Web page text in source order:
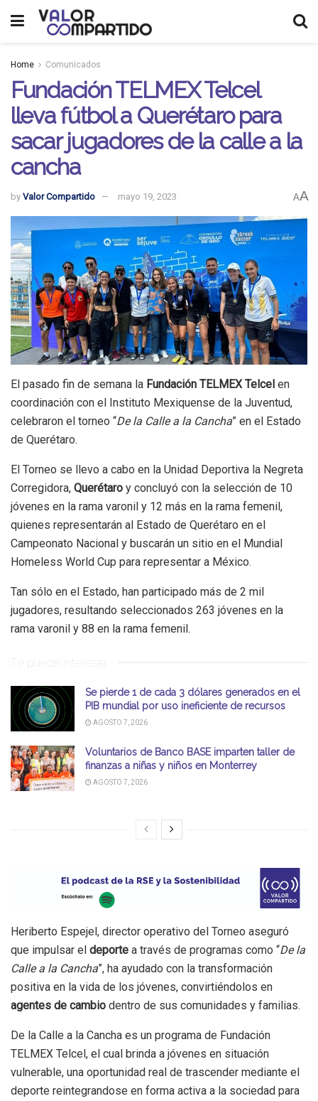
Home Comunicados
Fundación TELMEX Telcel
lleva fútbol a Querétaro para
sacar jugadores de la calle a la
cancha
by Valor Compartido mayo 19, 2023 AA
El pasado fin de semana la Fundación TELMEX Telcel en
coordinación con el Instituto Mexiquense de la Juventud,
celebraron el torneo “De la Calle a la Cancha” en el Estado
de Querétaro.
El Torneo se llevo a cabo en la Unidad Deportiva la Negreta
Corregidora, Querétaro y concluyó con la selección de 10
jóvenes en la rama varonil y 12 más en la rama femenil,
quienes representarán al Estado de Querétaro en el
Campeonato Nacional y buscarán un sitio en el Mundial
Homeless World Cup para representar a México.
Tan sólo en el Estado, han participado más de 2 mil
jugadores, resultando seleccionados 263 jóvenes en la
rama varonil y 88 en la rama femenil.
Te puede interesar
Se pierde 1 de cada 3 dólares generados en el
PIB mundial por uso ineficiente de recursos
AGOSTO 7, 2026
Voluntarios de Banco BASE imparten taller de
finanzas a niñas y niños en Monterrey
AGOSTO 7, 2026
Heriberto Espejel, director operativo del Torneo aseguró
que impulsar el deporte a través de programas como “De la
Calle a la Cancha”, ha ayudado con la transformación
positiva en la vida de los jóvenes, convirtiéndolos en
agentes de cambio dentro de sus comunidades y familias.
De la Calle a la Cancha es un programa de Fundación
TELMEX Telcel, el cual brinda a jóvenes en situación
vulnerable, una oportunidad real de trascender mediante el
deporte reintegrandose en forma activa a la sociedad para